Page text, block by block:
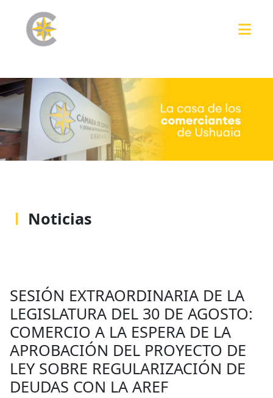
Noticias
SESIÓN EXTRAORDINARIA DE LA
LEGISLATURA DEL 30 DE AGOSTO:
COMERCIO A LA ESPERA DE LA
APROBACIÓN DEL PROYECTO DE
LEY SOBRE REGULARIZACIÓN DE
DEUDAS CON LA AREF